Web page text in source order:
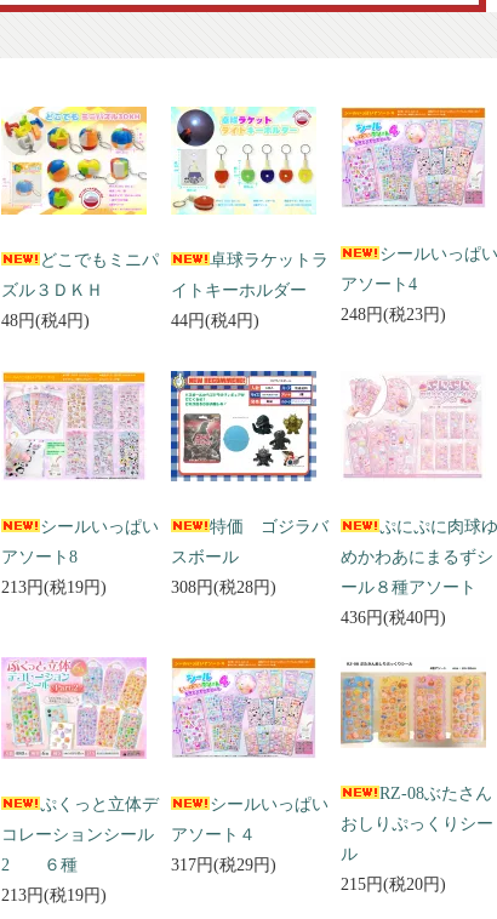
どこでもミニパ
ズル３ＤＫＨ
48円(税4円)
卓球ラケットラ
イトキーホルダー
44円(税4円)
シールいっぱい
アソート4
248円(税23円)
シールいっぱい
アソート8
213円(税19円)
特価 ゴジラバ
スボール
308円(税28円)
ぷにぷに肉球ゆ
めかわあにまるずシ
ール８種アソート
436円(税40円)
ぷくっと立体デ
コレーションシール
2 ６種
213円(税19円)
シールいっぱい
アソート４
317円(税29円)
RZ-08ぶたさん
おしりぷっくりシー
ル
215円(税20円)